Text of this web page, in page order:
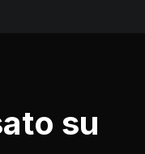
su